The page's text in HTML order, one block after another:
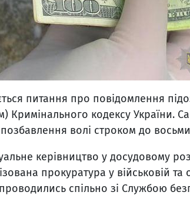
питання про повідомлення
Кримінального кодексу України.
позбавлення волі строком до
керівництво у досудовому
прокуратура у військовій
спільно зі Службою